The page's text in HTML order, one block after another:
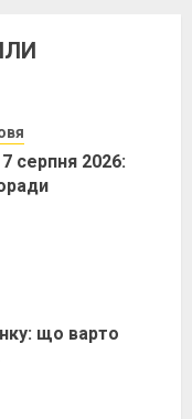
7 серпня 2026:
що варто